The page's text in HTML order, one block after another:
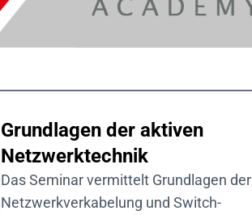
Grundlagen der aktiven
Netzwerktechnik
Das Seminar vermittelt Grundlagen der
Netzwerkverkabelung und Switch-